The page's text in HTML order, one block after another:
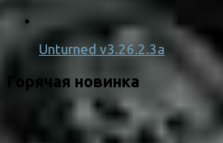
Unturned v3.26.2.3a
Горячая новинка